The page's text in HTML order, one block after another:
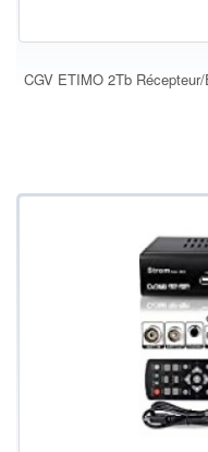
CGV ETIMO 2Tb